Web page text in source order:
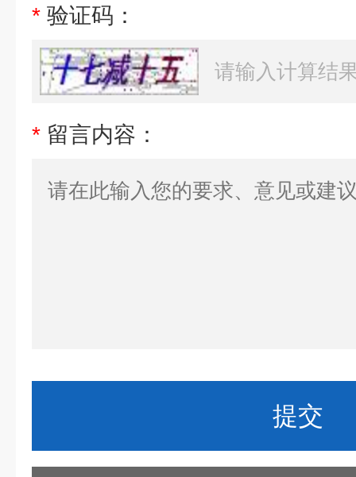
* 验证码：
* 留言内容：